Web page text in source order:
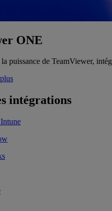
ONE
puissance de TeamViewer,
intégrations